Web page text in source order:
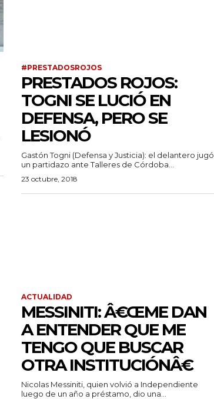
#PRESTADOSROJOS
PRESTADOS ROJOS:
TOGNI SE LUCIÓ EN
DEFENSA, PERO SE
LESIONÓ
Gastón Togni (Defensa y Justicia): el delantero jugó
un partidazo ante Talleres de Córdoba...
23 octubre, 2018
ACTUALIDAD
MESSINITI: Â€ŒME DAN
A ENTENDER QUE ME
TENGO QUE BUSCAR
OTRA INSTITUCIÓNÂ€
Nicolas Messiniti, quien volvió a Independiente
luego de un año a préstamo, dio una...